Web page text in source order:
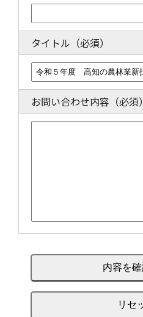
タイトル （必須）
お問い合わせ内容 （必須）